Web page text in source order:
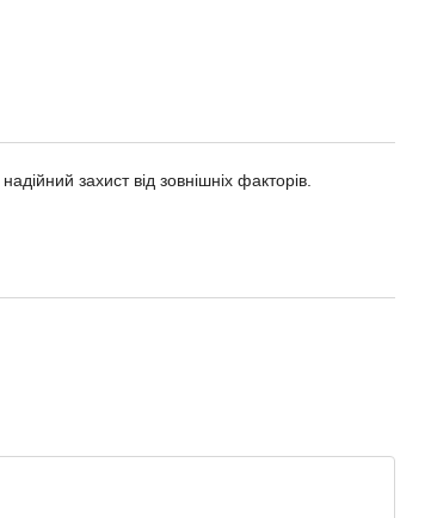
захист від зовнішніх факторів.